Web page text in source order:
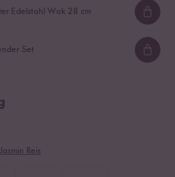
Edelstahl Wok 28 cm
Set
Jasmin Reis